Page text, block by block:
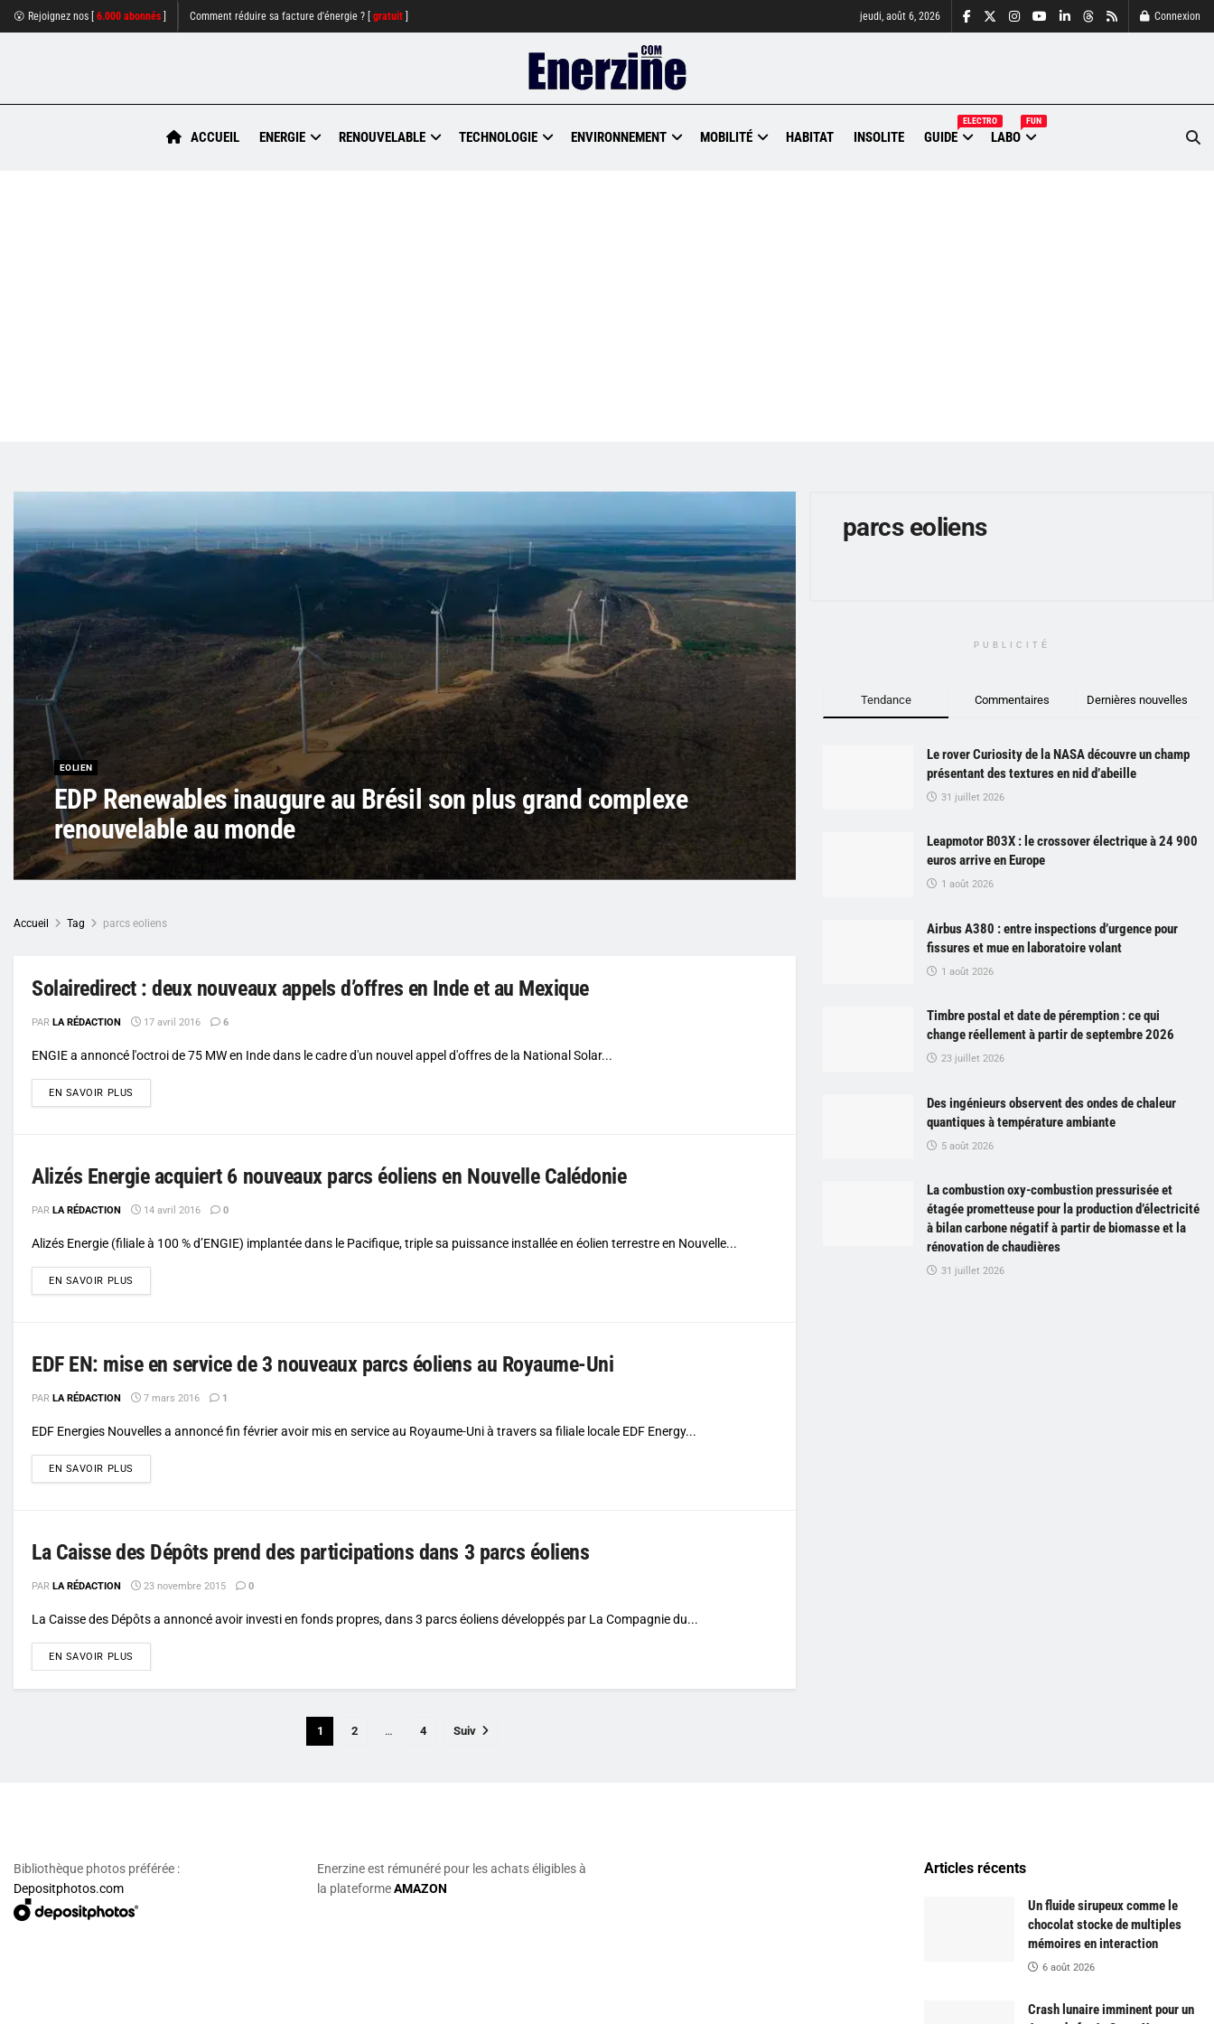
😮 Rejoignez nos [ 6.000 abonnés Comment réduire sa facture d'énergie ? [ gratuit jeudi, août 6, 2026 Connexion
ACCUEIL ENERGIE RENOUVELABLE TECHNOLOGIE ENVIRONNEMENT MOBILITÉ HABITAT INSOLITE GUIDE
ELECTRO
LABO
FUN
EOLIEN
EDP Renewables inaugure au Brésil son plus grand complexe
renouvelable au monde
Accueil Tag parcs eoliens
Solairedirect : deux nouveaux appels d’offres en Inde et au Mexique
PAR LA RÉDACTION 17 avril 2016 6
ENGIE a annoncé l'octroi de 75 MW en Inde dans le cadre d'un nouvel appel d'offres de la National Solar...
EN SAVOIR PLUS
Alizés Energie acquiert 6 nouveaux parcs éoliens en Nouvelle Calédonie
PAR LA RÉDACTION 14 avril 2016 0
Alizés Energie (filiale à 100 % d’ENGIE) implantée dans le Pacifique, triple sa puissance installée en éolien terrestre en Nouvelle...
EN SAVOIR PLUS
EDF EN: mise en service de 3 nouveaux parcs éoliens au Royaume-Uni
PAR LA RÉDACTION 7 mars 2016 1
EDF Energies Nouvelles a annoncé fin février avoir mis en service au Royaume-Uni à travers sa filiale locale EDF Energy...
EN SAVOIR PLUS
La Caisse des Dépôts prend des participations dans 3 parcs éoliens
PAR LA RÉDACTION 23 novembre 2015 0
La Caisse des Dépôts a annoncé avoir investi en fonds propres, dans 3 parcs éoliens développés par La Compagnie du...
EN SAVOIR PLUS
1 2 … 4 Suiv
parcs eoliens
PUBLICITÉ
Tendance Commentaires Dernières nouvelles
Le rover Curiosity de la NASA découvre un champ
présentant des textures en nid d’abeille
31 juillet 2026
Leapmotor B03X : le crossover électrique à 24 900
euros arrive en Europe
1 août 2026
Airbus A380 : entre inspections d’urgence pour
fissures et mue en laboratoire volant
1 août 2026
Timbre postal et date de péremption : ce qui
change réellement à partir de septembre 2026
23 juillet 2026
Des ingénieurs observent des ondes de chaleur
quantiques à température ambiante
5 août 2026
La combustion oxy-combustion pressurisée et
étagée prometteuse pour la production d’électricité
à bilan carbone négatif à partir de biomasse et la
rénovation de chaudières
31 juillet 2026
Bibliothèque photos préférée :
Depositphotos.com
Enerzine est rémunéré pour les achats éligibles à
la plateformeAMAZON
Articles récents
Un fluide sirupeux comme le
chocolat stocke de multiples
mémoires en interaction
6 août 2026
Crash lunaire imminent pour un